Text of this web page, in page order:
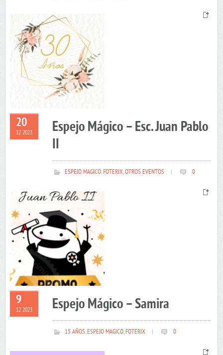
20
12 2023
Espejo Mágico – Esc. Juan Pablo
II
ESPEJO MAGICO,FOTERIX,OTROS EVENTOS 0
9
12 2023 Espejo Mágico – Samira
15 AÑOS,ESPEJO MAGICO,FOTERIX 0